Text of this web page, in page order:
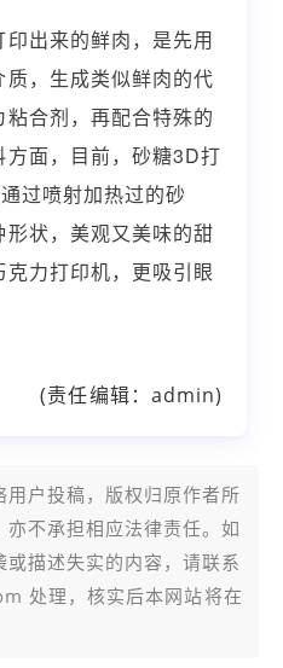
出来的鲜肉，是先用
，生成类似鲜肉的代
合剂，再配合特殊的
面，目前，砂糖3D打
过喷射加热过的砂
状，美观又美味的甜
力打印机，更吸引眼
(责任编辑：admin)
户投稿，版权归原作者所
不承担相应法律责任。如
描述失实的内容，请联系
处理，核实后本网站将在